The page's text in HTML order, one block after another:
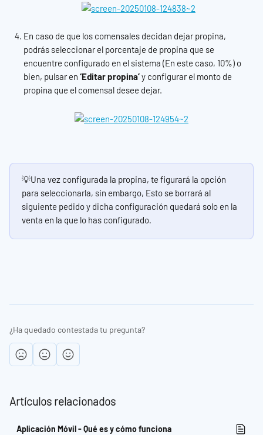
En caso de que los comensales decidan dejar propina,
podrás seleccionar el porcentaje de propina que se
encuentre configurado en el sistema (En este caso, 10%) o
bien, pulsar en ‘Editar propina’ y configurar el monto de
propina que el comensal desee dejar.
💡Una vez configurada la propina, te figurará la opción
para seleccionarla, sin embargo, Esto se borrará al
siguiente pedido y dicha configuración quedará solo en la
venta en la que lo has configurado.
¿Ha quedado contestada tu pregunta?
Artículos relacionados
Aplicación Móvil - Qué es y cómo funciona